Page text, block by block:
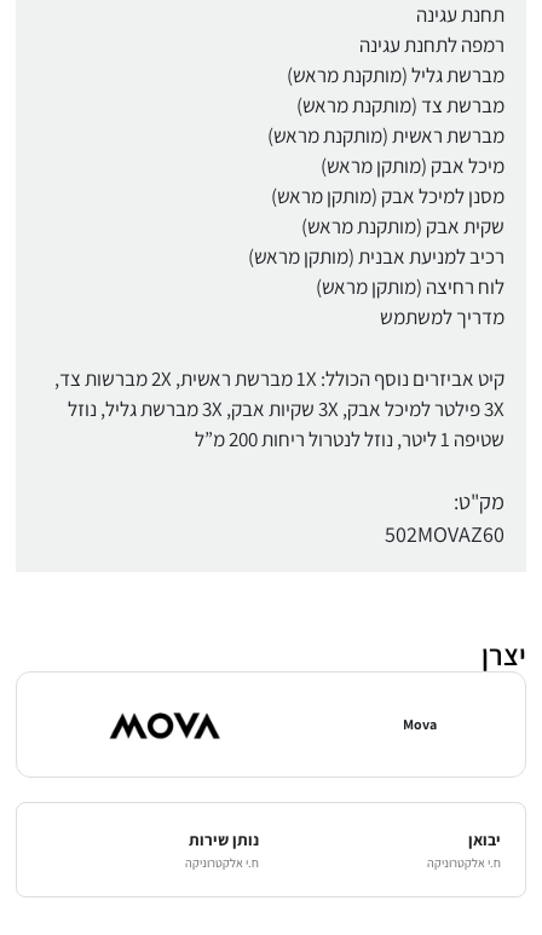
תחנת עגינה
רמפה לתחנת עגינה
מברשת גליל (מותקנת מראש)
מברשת צד (מותקנת מראש)
מברשת ראשית (מותקנת מראש)
מיכל אבק (מותקן מראש)
מסנן למיכל אבק (מותקן מראש)
שקית אבק (מותקנת מראש)
רכיב למניעת אבנית (מותקן מראש)
לוח רחיצה (מותקן מראש)
מדריך למשתמש
קיט אביזרים נוסף הכולל: 1X מברשת ראשית, 2X מברשות צד,
3X פילטר למיכל אבק, 3X שקיות אבק, 3X מברשת גליל, נוזל
שטיפה 1 ליטר, נוזל לנטרול ריחות 200 מ”ל
מק"ט:
502MOVAZ60
יצרן
Mova
יבואן
ח.י אלקטרוניקה
נותן שירות
ח.י אלקטרוניקה